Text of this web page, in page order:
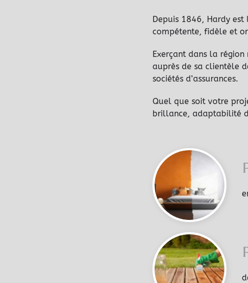
Depuis 1846, Hardy
compétente, fidèle et
Exerçant dans la
auprès de sa clientèle
sociétés d’assurances.
Quel que soit votre
brillance, adaptabilité